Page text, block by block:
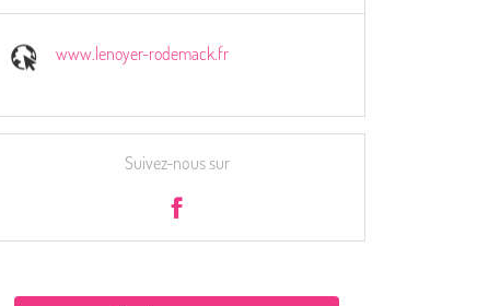
www.lenoyer-rodemack.fr
Suivez-nous sur